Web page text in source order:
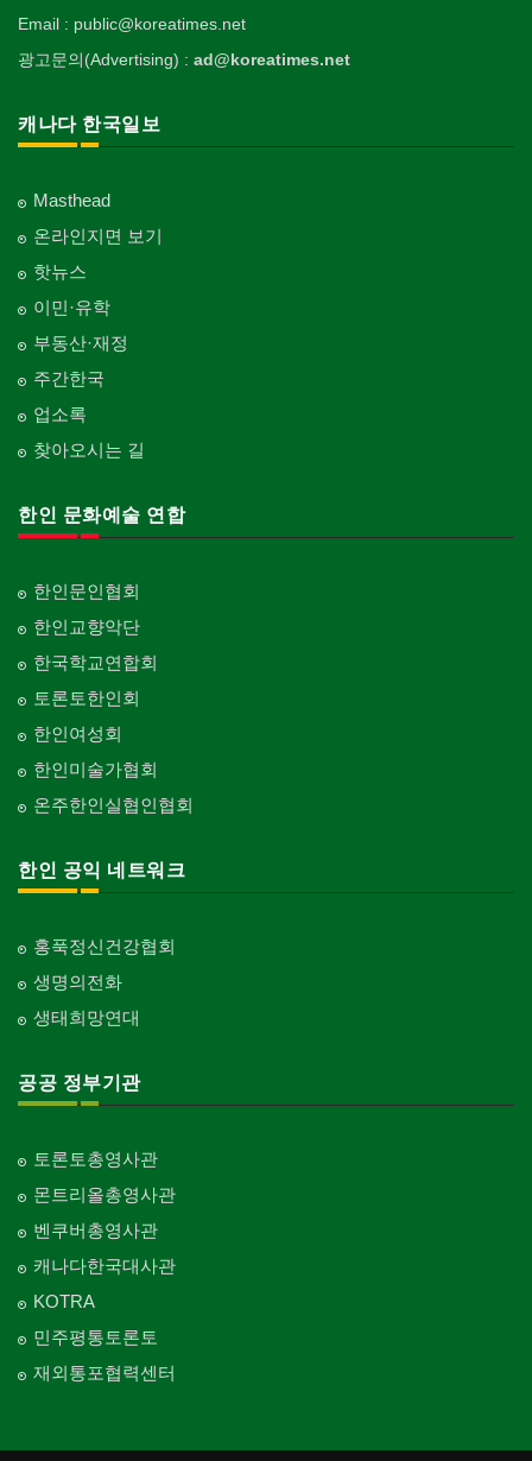
Email : public@koreatimes.net
광고문의(Advertising) : ad@koreatimes.net
캐나다 한국일보
Masthead
온라인지면 보기
핫뉴스
이민·유학
부동산·재정
주간한국
업소록
찾아오시는 길
한인 문화예술 연합
한인문인협회
한인교향악단
한국학교연합회
토론토한인회
한인여성회
한인미술가협회
온주한인실협인협회
한인 공익 네트워크
홍푹정신건강협회
생명의전화
생태희망연대
공공 정부기관
토론토총영사관
몬트리올총영사관
벤쿠버총영사관
캐나다한국대사관
KOTRA
민주평통토론토
재외통포협력센터